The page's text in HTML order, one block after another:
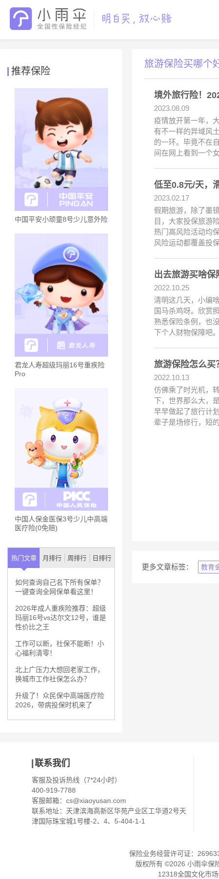
推荐保险
中国平安小顽童8号少儿意外险
君龙人寿超级玛丽16号重疾险
Pro
中国人保金医保3号少儿中高端
医疗险(0免赔)
热门文章 月排行 周排行 日排行
如何查询自己名下所有保单？
一键查询全网保单看这里！
2026年成人重疾险推荐：超级
玛丽16号vs达尔文12号，谁是
性价比之王
工作可以断，社保不能断！小
心福利清零！
北上广压力大想回老家工作，
换城市工作社保怎么办？
升级了！众民保中高端医疗险
2026，带病投保时机来了
旅游保险买哪个
境外旅行险！
2023.08.09
疫情放开第一年，
有不一样的异域风
的一环。毕竟不在
间在网上看到一个
低至0.8元/天，
2023.02.17
假期旅游，除了墨
目，大家投保旅游
热门高风险活动均
风险运动都覆盖投
出去旅游买啥
2022.10.25
清明这几天，小编
国马杀鸡呀。欣赏
熟悉保险条例，也
下个人财物保障吧
旅游保险怎么买
2022.10.13
仿佛乘了时光机，
下，世界那么大，
早早做起了旅行计
辈子是场修行，短
更多文章标签： 教育
联系我们
客服及投诉热线（7*24小时）
400-919-7788
客服邮箱： cs@xiaoyusan.com
联系地址：天津滨海高新区华苑产业区工华道2号天
津国际珠宝城1号楼-2、4、5-404-1-1
保险业务经营许可证：
版权所有 ©2026 小雨伞保
12318全国文化市